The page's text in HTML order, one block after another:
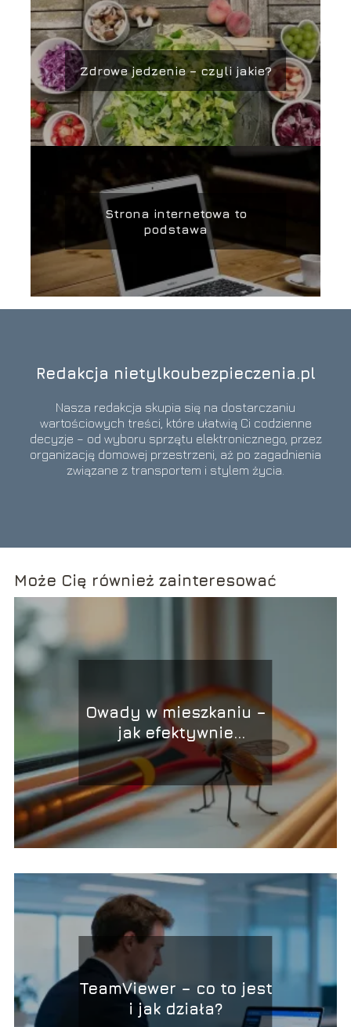
Zdrowe jedzenie – czyli jakie?
Strona internetowa to
podstawa
Redakcja nietylkoubezpieczenia.pl
Nasza redakcja skupia się na dostarczaniu
wartościowych treści, które ułatwią Ci codzienne
decyzje – od wyboru sprzętu elektronicznego, przez
organizację domowej przestrzeni, aż po zagadnienia
związane z transportem i stylem życia.
Może Cię również zainteresować
Owady w mieszkaniu –
jak efektywnie
zmniejszyć ich
liczebność?
TeamViewer – co to jest
i jak działa?